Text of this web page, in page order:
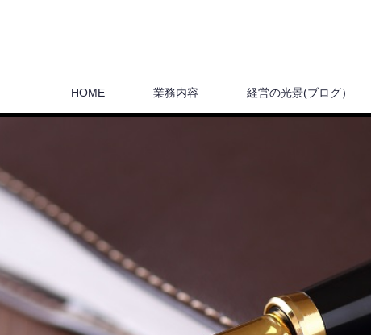
HOME 業務内容 経営の光景(ブログ）